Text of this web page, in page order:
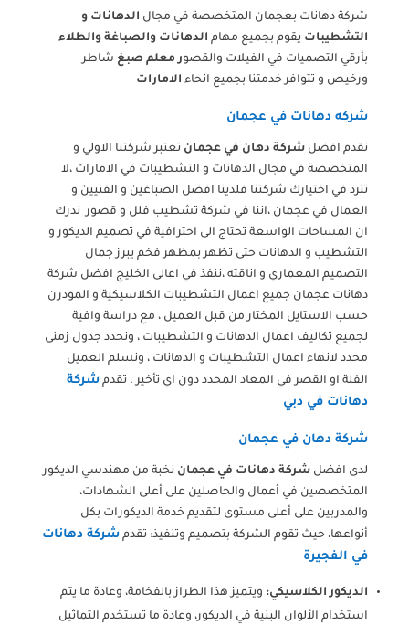
شركة دهانات بعجمان المتخصصة في مجال الدهانات و
التشطيبات يقوم بجميع مهامالدهانات والصباغة والطلاء
بأرقي التصميات في الفيلات والقصور معلم صبغ شاطر
ورخيص و تتوافر خدمتنا بجميع انحاءالامارات
شركه دهانات في عجمان
نقدم افضل شركة دهان في عجمان تعتبر شركتنا الاولي و
المتخصصة في مجال الدهانات و التشطيبات في الامارات ،لا
تترد في اختيارك شركتنا فلدينا افضل الصباغين و الفنيين و
العمال في عجمان ،اننا في شركة تشطيب فلل و قصور ندرك
ان المساحات الواسعة تحتاج الى احترافية في تصميم الديكور و
التشطيب و الدهانات حتى تظهر بمظهر فخم يبرز جمال
التصميم المعماري و اناقته ،ننفذ في اعالى الخليج افضل شركة
دهانات عجمان جميع اعمال التشطيبات الكلاسيكية و المودرن
حسب الاستايل المختار من قبل العميل ، مع دراسة وافية
لجميع تكاليف اعمال الدهانات و التشطيبات ، ونحدد جدول زمنى
محدد لانهاء اعمال التشطيبات و الدهانات ، ونسلم العميل
الفلة او القصر في المعاد المحدد دون اي تأخير . تقدم شركة
دهانات في دبي
شركة دهان في عجمان
لدى افضل شركة دهانات في عجمان نخبة من مهندسي الديكور
المتخصصين في أعمال والحاصلين على أعلى الشهادات،
والمدربين على أعلى مستوى لتقديم خدمة الديكورات بكل
أنواعها، حيث تقوم الشركة بتصميم وتنفيذ: تقدم شركة دهانات
في الفجيرة
الديكور الكلاسيكي: ويتميز هذا الطراز بالفخامة، وعادة ما يتم
استخدام الألوان البنية في الديكور، وعادة ما تستخدم التماثيل